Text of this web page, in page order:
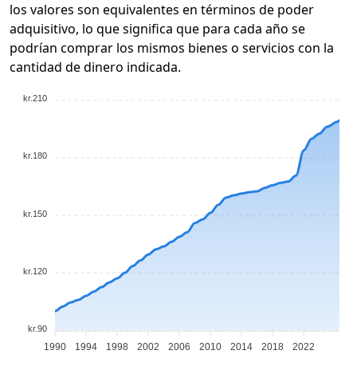
los valores son equivalentes en términos de poder
adquisitivo, lo que significa que para cada año se
podrían comprar los mismos bienes o servicios con la
cantidad de dinero indicada.
kr.210
kr.180
kr.150
kr.120
kr.90
1990 1994 1998 2002 2006 2010 2014 2018 2022